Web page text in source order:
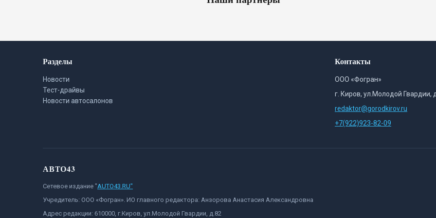
Разделы
Новости
Тест-драйвы
Новости автосалонов
Контакты
ООО «Фогран»
г. Киров, ул.Молодой Гвардии,
redaktor@gorodkirov.ru
+7(922)923-82-09
АВТО43
Сетевое издание "AUTO43.RU"
Учредитель: ООО «Фогран». ИО главного редактора: Анзорова Анастасия Александровна
Адрес редакции: 610000, г.Киров, ул.Молодой Гвардии, д.82